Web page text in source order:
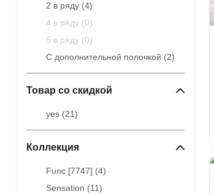
2 в ряду (4)
4 в ряду (0)
5 в ряду (0)
С дополнительной полочкой (2)
Товар со скидкой
yes (21)
Коллекция
Func [7747] (4)
Sensation (11)